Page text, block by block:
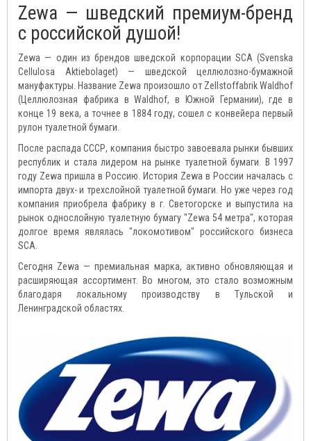
Zewa — шведский премиум-бренд
с российской душой!
Zewa — один из брендов шведской корпорации SCA (Svenska
Cellulosa Aktiebolaget) — шведской целлюлозно-бумажной
мануфактуры. Название Zewa произошло от Zellstoffabrik Waldhof
(Целлюлозная фабрика в Waldhof, в Южной Германии), где в
конце 19 века, а точнее в 1884 году, сошел с конвейера первый
рулон туалетной бумаги.
После распада СССР, компания быстро завоевала рынки бывших
республик и стала лидером на рынке туалетной бумаги. В 1997
году Zewa пришла в Россию. История Zewa в России началась с
импорта двух- и трехслойной туалетной бумаги. Но уже через год
компания приобрела фабрику в г. Светогорске и выпустила на
рынок однослойную туалетную бумагу "Zewa 54 метра", которая
долгое время являлась "локомотивом" российского бизнеса
SCA.
Сегодня Zewа — премиальная марка, активно обновляющая и
расширяющая ассортимент. Во многом, это стало возможным
благодаря локальному производству в Тульской и
Ленинградской областях.